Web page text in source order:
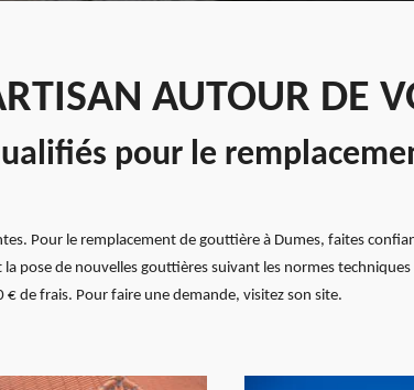
AUTOUR DE
pour le
Pour le remplacement de gouttière à Dumes, faites
pose de nouvelles gouttières suivant les normes
de frais. Pour faire une demande, visitez son site.